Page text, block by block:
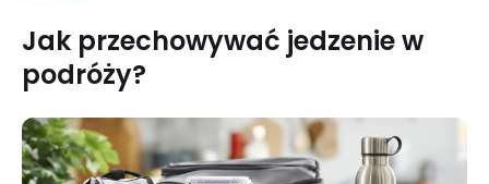
Jak przechowywać jedzenie w
podróży?